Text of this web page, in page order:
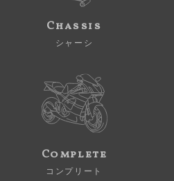
Chassis
シャーシ
Complete
コンプリート